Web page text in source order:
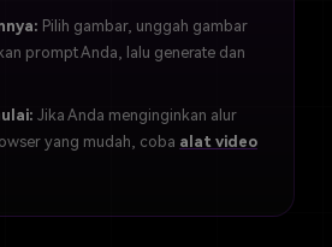
Pilih gambar, unggah gambar
prompt Anda, lalu generate dan
Jika Anda menginginkan alur
yang mudah, coba alat video